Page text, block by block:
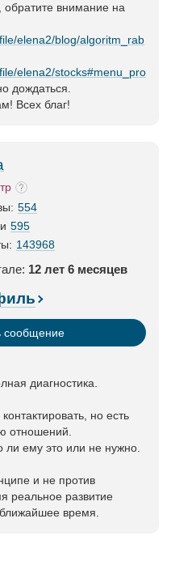
внимание на
elena2/blog/algoritm_rab
elena2/stocks#menu_pro
дождаться.
Всех благ!
554
595
143968
12 лет 6 месяцев
сообщение
диагностика.
но есть
отношений.
ему это или не нужно.
и не против
реальное развитие
время.